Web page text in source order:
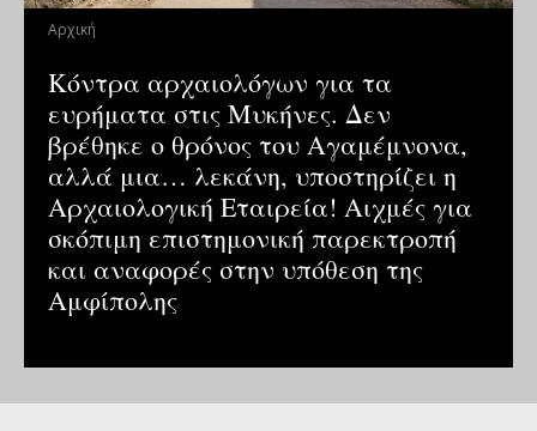
Αρχική
Κόντρα αρχαιολόγων για τα
ευρήματα στις Μυκήνες. Δεν
βρέθηκε ο θρόνος του Αγαμέμνονα,
αλλά μια… λεκάνη, υποστηρίζει η
Αρχαιολογική Εταιρεία! Αιχμές για
σκόπιμη επιστημονική παρεκτροπή
και αναφορές στην υπόθεση της
Αμφίπολης